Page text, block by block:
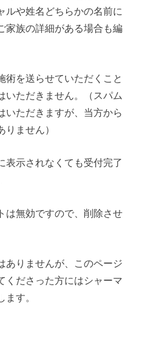
ルや姓名どちらかの名前に
家族の詳細がある場合も編
術を送らせていただくこと
いただきません。（スパム
いただきますが、当方から
りません）
示されなくても受付完了
は無効ですので、削除させ
りませんが、このページ
くださった方にはシャーマ
す。